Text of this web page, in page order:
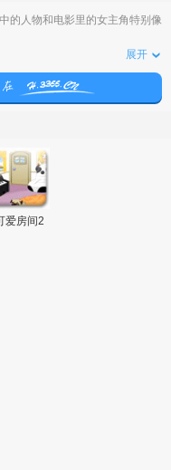
的人物和电影里的女主角特别像
展开
爱房间2